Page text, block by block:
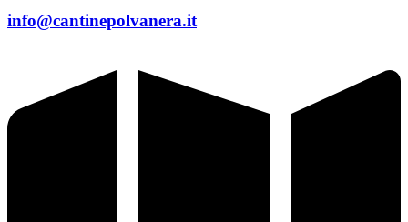
info@cantinepolvanera.it